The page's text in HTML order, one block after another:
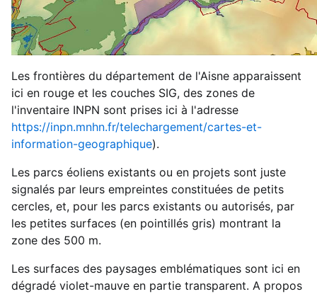
Les frontières du département de l'Aisne apparaissent
ici en rouge et les couches SIG, des zones de
l'inventaire INPN sont prises ici à l'adresse
https://inpn.mnhn.fr/telechargement/cartes-et-
information-geographique).
Les parcs éoliens existants ou en projets sont juste
signalés par leurs empreintes constituées de petits
cercles, et, pour les parcs existants ou autorisés, par
les petites surfaces (en pointillés gris) montrant la
zone des 500 m.
Les surfaces des paysages emblématiques sont ici en
dégradé violet-mauve en partie transparent. A propos